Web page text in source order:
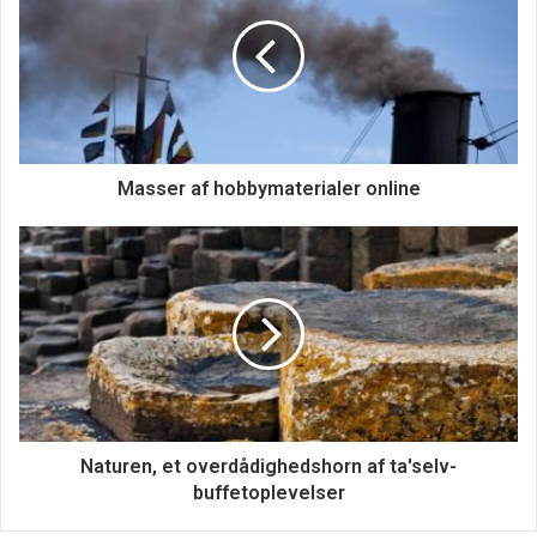
Her kan du også få den rigtige
vejledning
En anden fordel ved at vælge en løsning som denne er
også, at man kan gøre det nemt for sig selv. Fordi man kan
få den rigtige vejledning med på vejen. Oftest er man
måske i tvivl om, hvorvidt man skal vælge det ene eller det
Masser af hobbymaterialer online
Naturen, et overdådighedshorn af ta'selv-
buffetoplevelser